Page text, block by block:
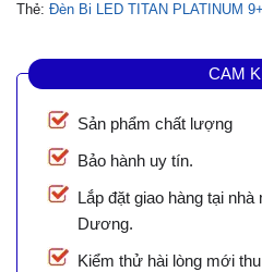
Thẻ: Đèn Bi LED TITAN PLATINUM
CAM
Sản phẩm chất lượng
Bảo hành uy tín.
Lắp đặt giao hàng tại
Dương.
Kiểm thử hài lòng mới